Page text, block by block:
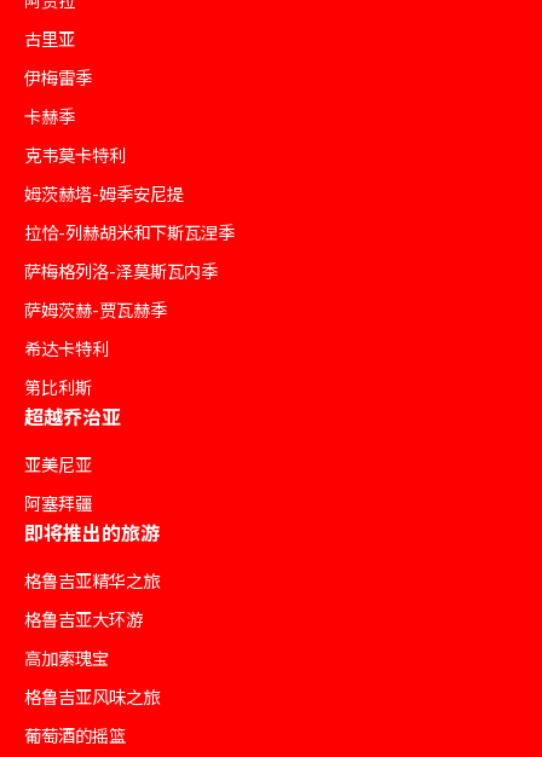
古里亚
伊梅雷季
卡赫季
克韦莫卡特利
姆茨赫塔-姆季安尼提
拉恰-列赫胡米和下斯瓦涅季
萨梅格列洛-泽莫斯瓦内季
萨姆茨赫-贾瓦赫季
希达卡特利
第比利斯
超越乔治亚
亚美尼亚
阿塞拜疆
即将推出的旅游
格鲁吉亚精华之旅
格鲁吉亚大环游
高加索瑰宝
格鲁吉亚风味之旅
葡萄酒的摇篮